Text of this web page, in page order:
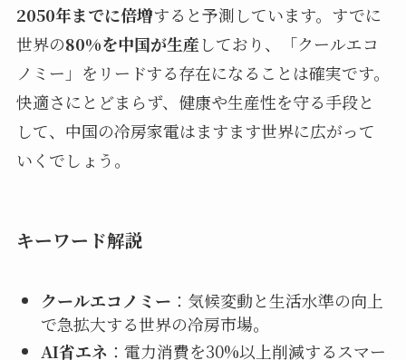
2050年までに倍増すると予測しています。すでに
世界の80%を中国が生産しており、「クールエコ
ノミー」をリードする存在になることは確実です。
快適さにとどまらず、健康や生産性を守る手段と
して、中国の冷房家電はますます世界に広がって
いくでしょう。
キーワード解説
クールエコノミー ：気候変動と生活水準の向上
で急拡大する世界の冷房市場。
AI省エネ ：電力消費を30%以上削減するスマー